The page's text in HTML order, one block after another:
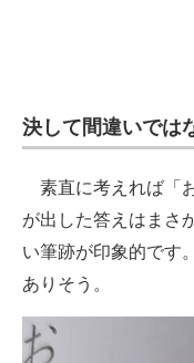
決して間違いでは
素直に考えれば「
が出した答えはまさ
い筆跡が印象的です
ありそう。